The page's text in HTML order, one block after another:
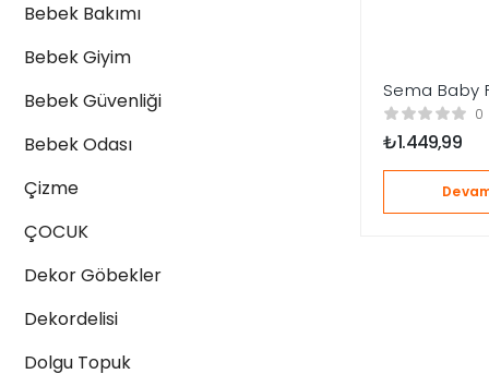
Bebek Bakımı
Bebek Giyim
Bebek Güvenliği
Bebek Odası
Çizme
ÇOCUK
Dekor Göbekler
Dekordelisi
Dolgu Topuk
Sema Baby
Güpürlü
Bebek
0
₺1.449,99